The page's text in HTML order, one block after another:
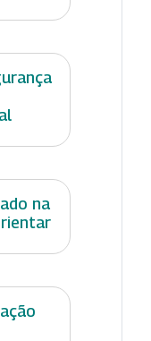
na